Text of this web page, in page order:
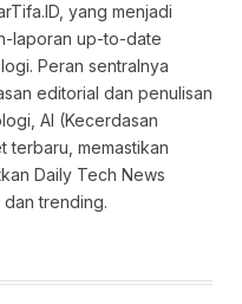
yang menjadi
laporan up-to-date
Peran sentralnya
editorial dan penulisan
AI (Kecerdasan
terbaru, memastikan
Daily Tech News
trending.